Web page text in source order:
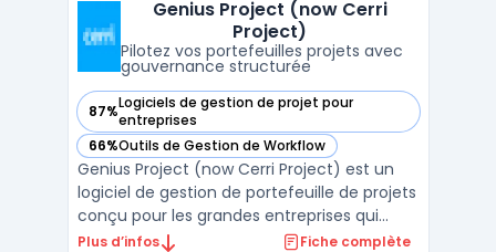
leurs value streams pour piloter l’exécution
à grand ...
Genius Project (now Cerri
Project)
Pilotez vos portefeuilles projets avec
gouvernance structurée
87%Logiciels de gestion de projet pour
entreprises
— voir Genius Project (now Cerri Project) dans cette
66%Outils de Gestion de Workflow
— voir Genius Project (now Cerri Project) dans cette
Genius Project (now Cerri Project) est un
logiciel de gestion de portefeuille de projets
conçu pour les grandes entreprises qui
gèrent des environnements complexes et
Plus d’infos Fiche complète